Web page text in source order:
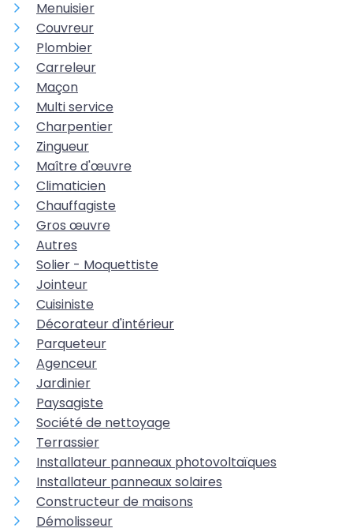
Menuisier
Couvreur
Plombier
Carreleur
Maçon
Multi service
Charpentier
Zingueur
Maître d'œuvre
Climaticien
Chauffagiste
Gros œuvre
Autres
Solier - Moquettiste
Jointeur
Cuisiniste
Décorateur d'intérieur
Parqueteur
Agenceur
Jardinier
Paysagiste
Société de nettoyage
Terrassier
Installateur panneaux photovoltaïques
Installateur panneaux solaires
Constructeur de maisons
Démolisseur